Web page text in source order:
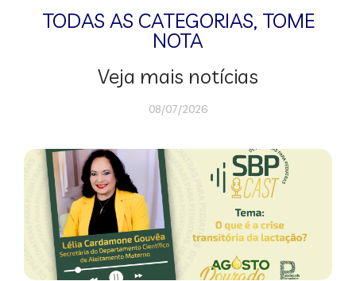
TODAS AS CATEGORIAS, TOME
NOTA
Veja mais notícias
08/07/2026